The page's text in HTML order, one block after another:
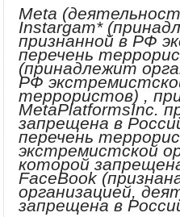
Meta
Instargam* (
признанной в РФ
перечень
(принадлежит
РФ
террористов) ,
MetaPlatformsInc.
запрещена в
перечень
экстремистской
которой
FaceBook
организацией,
запрещена в